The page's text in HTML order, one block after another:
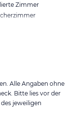
Zimmer
Alle Angaben ohne
Bitte lies vor der
des jeweiligen